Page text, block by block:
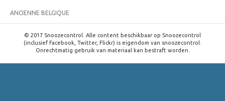
ANCIENNE BELGIQUE
© 2017 Snoozecontrol. Alle content beschikbaar op Snoozecontrol
(inclusief Facebook, Twitter, Flickr) is eigendom van snoozecontrol.
Onrechtmatig gebruik van materiaal kan bestraft worden.